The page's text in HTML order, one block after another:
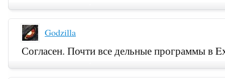
Godzilla
Согласен. Почти все дельные программы в